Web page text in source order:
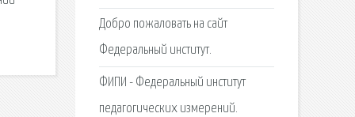
Добро пожаловать на сайт
Федеральный институт.
ФИПИ - Федеральный институт
педагогических измерений.